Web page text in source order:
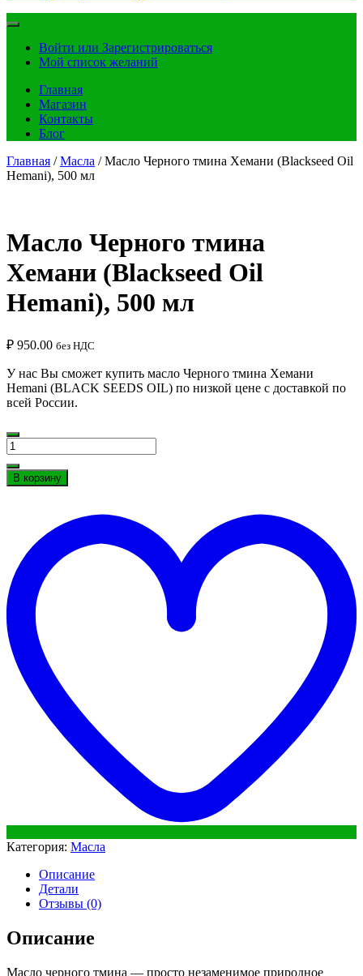
Войти или Зарегистрироваться
Мой список желаний
Главная
Магазин
Контакты
Блог
Главная /Масла / Масло Черного тмина Хемани (Blackseed Oil
Hemani), 500 мл
Масло Черного тмина
Хемани (Blackseed Oil
Hemani), 500 мл
₽ 950.00 без НДС
У нас Вы сможет купить масло Черного тмина Хемани
Hemani (BLACK SEEDS OIL) по низкой цене с доставкой по
всей России.
Количество
Масло
Черного
тмина
Hemani),
500
мл
В корзину
Категория: Масла
Описание
Детали
Отзывы (0)
Описание
Масло черного тмина — просто незаменимое природное